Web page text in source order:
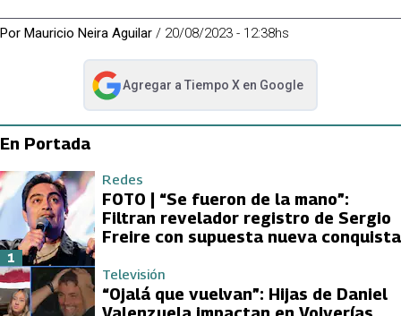
Por Mauricio Neira Aguilar / 20/08/2023 - 12:38hs
Agregar a Tiempo Xen Google
abre en nueva pestaña
En Portada
Redes
FOTO | “Se fueron de la mano”:
Filtran revelador registro de Sergio
Freire con supuesta nueva conquista
1
Televisión
“Ojalá que vuelvan”: Hijas de Daniel